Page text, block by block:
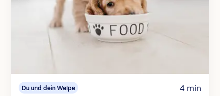
Du und dein Welpe 4 min